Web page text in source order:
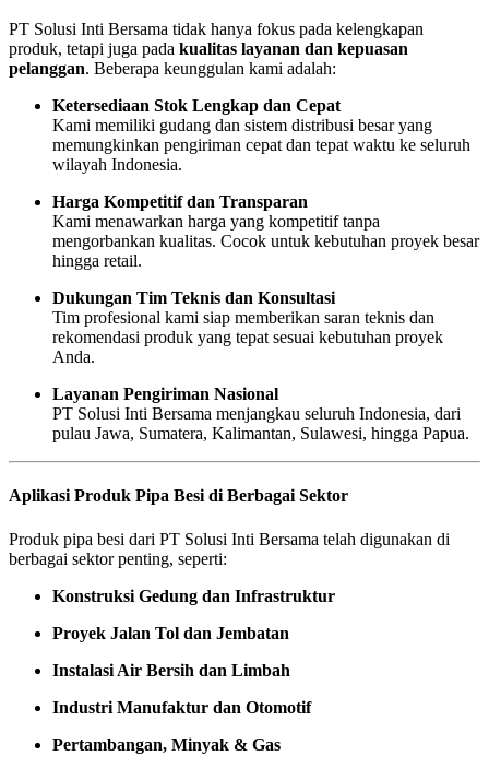
PT Solusi Inti Bersama tidak hanya fokus pada kelengkapan
produk, tetapi juga pada kualitas layanan dan kepuasan
pelanggan. Beberapa keunggulan kami adalah:
Ketersediaan Stok Lengkap dan Cepat
Kami memiliki gudang dan sistem distribusi besar yang
memungkinkan pengiriman cepat dan tepat waktu ke seluruh
wilayah Indonesia.
Harga Kompetitif dan Transparan
Kami menawarkan harga yang kompetitif tanpa
mengorbankan kualitas. Cocok untuk kebutuhan proyek besar
hingga retail.
Dukungan Tim Teknis dan Konsultasi
Tim profesional kami siap memberikan saran teknis dan
rekomendasi produk yang tepat sesuai kebutuhan proyek
Anda.
Layanan Pengiriman Nasional
PT Solusi Inti Bersama menjangkau seluruh Indonesia, dari
pulau Jawa, Sumatera, Kalimantan, Sulawesi, hingga Papua.
Aplikasi Produk Pipa Besi di Berbagai Sektor
Produk pipa besi dari PT Solusi Inti Bersama telah digunakan di
berbagai sektor penting, seperti:
Konstruksi Gedung dan Infrastruktur
Proyek Jalan Tol dan Jembatan
Instalasi Air Bersih dan Limbah
Industri Manufaktur dan Otomotif
Pertambangan, Minyak & Gas